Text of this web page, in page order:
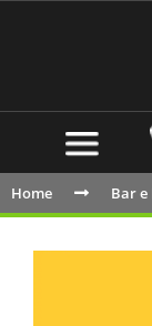
Home Bar e